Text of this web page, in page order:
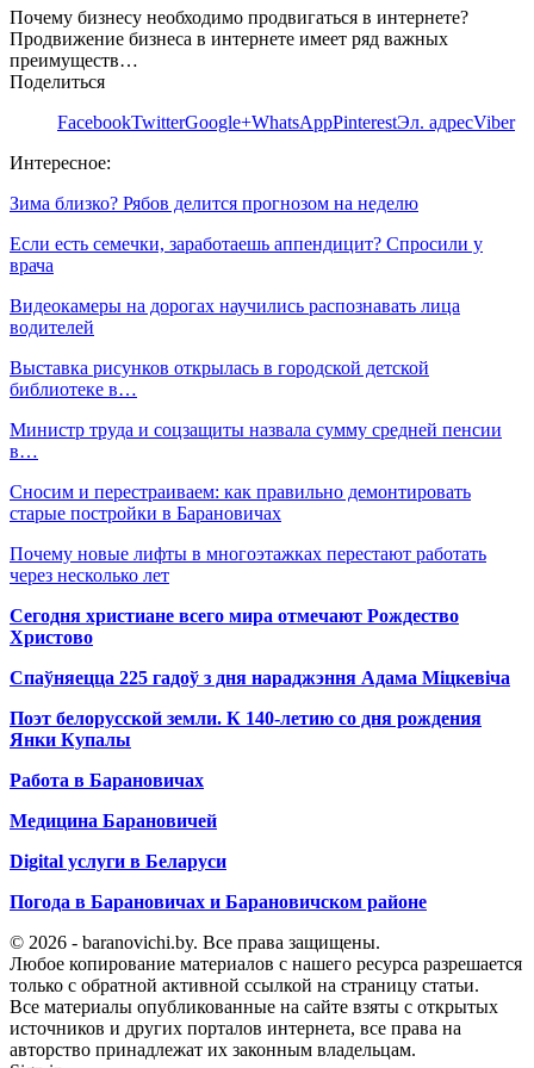
Почему бизнесу необходимо продвигаться в интернете?
Продвижение бизнеса в интернете имеет ряд важных
преимуществ…
Поделиться
FacebookTwitterGoogle+WhatsAppPinterestЭл. адресViber
Интересное:
Зима близко? Рябов делится прогнозом на неделю
Если есть семечки, заработаешь аппендицит? Спросили у
врача
Видеокамеры на дорогах научились распознавать лица
водителей
Выставка рисунков открылась в городской детской
библиотеке в…
Министр труда и соцзащиты назвала сумму средней пенсии
в…
Сносим и перестраиваем: как правильно демонтировать
старые постройки в Барановичах
Почему новые лифты в многоэтажках перестают работать
через несколько лет
Сегодня христиане всего мира отмечают Рождество
Христово
Спаўняецца 225 гадоў з дня нараджэння Адама Міцкевіча
Поэт белорусской земли. К 140-летию со дня рождения
Янки Купалы
Работа в Барановичах
Медицина Барановичей
Digital услуги в Беларуси
Погода в Барановичах и Барановичском районе
© 2026 - baranovichi.by. Все права защищены.
Любое копирование материалов с нашего ресурса разрешается
только с обратной активной ссылкой на страницу статьи.
Все материалы опубликованные на сайте взяты с открытых
источников и других порталов интернета, все права на
авторство принадлежат их законным владельцам.